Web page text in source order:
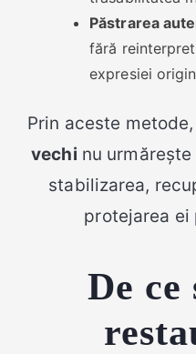
Păstrarea
fără
expresiei
Prin aceste metode,
vechi nu
stabilizarea,
protejarea ei
De ce